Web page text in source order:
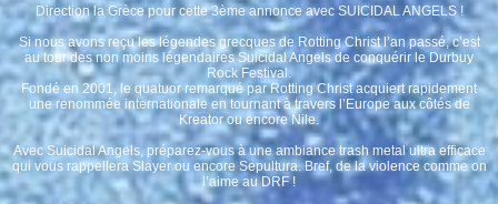
Direction la Grèce pour cette 3ème annonce avecSUICIDAL ANGELS!
Si nous avons reçu les légendes grecques de Rotting Christ l’an passé, c’est
au tour des non moins légendaires Suicidal Angels de conquérir le Durbuy
Rock Festival.
Fondé en 2001, le quatuor remarqué par Rotting Christ acquiert rapidement
une renommée internationale en tournant à travers l’Europe aux côtés de
Kreator ou encore Nile.
Avec Suicidal Angels, préparez-vous à une ambiance trash metal ultra efficace
qui vous rappellera Slayer ou encore Sepultura. Bref, de la violence comme on
l’aime au DRF !